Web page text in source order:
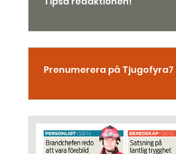
Prenumerera på Tjugofyra7